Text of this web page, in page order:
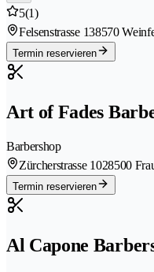
5(1)
Felsenstrasse 138570
Termin reservieren
Art of Fades
Barbershop
Zürcherstrasse 1028500
Termin reservieren
Al Capone